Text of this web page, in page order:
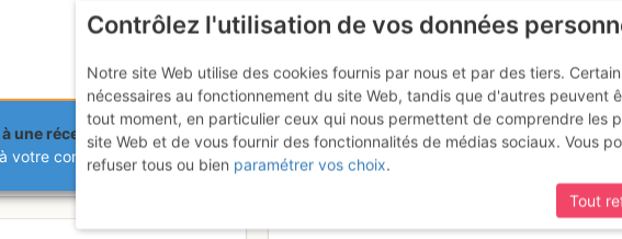
une récente et importante mise à jour du site,si certaines pages ne sont plus
votre compte sur le site.
Pelluaz par le Mt Baron et la Tête des
Contrôlez l'utilisation de vos données
Notre site Web utilise des cookies fournis par nous et par des tiers.
nécessaires au fonctionnement du site Web, tandis que d'autres peuvent
tout moment, en particulier ceux qui nous permettent de comprendre les
site Web et de vous fournir des fonctionnalités de médias sociaux. Vous
refuser tous ou bien paramétrer vos choix.
Tout